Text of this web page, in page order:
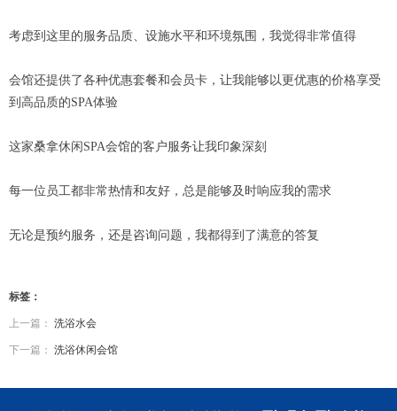
考虑到这里的服务品质、设施水平和环境氛围，我觉得非常值得
会馆还提供了各种优惠套餐和会员卡，让我能够以更优惠的价格享受
到高品质的SPA体验
这家桑拿休闲SPA会馆的客户服务让我印象深刻
每一位员工都非常热情和友好，总是能够及时响应我的需求
无论是预约服务，还是咨询问题，我都得到了满意的答复
标签：
上一篇： 洗浴水会
下一篇： 洗浴休闲会馆